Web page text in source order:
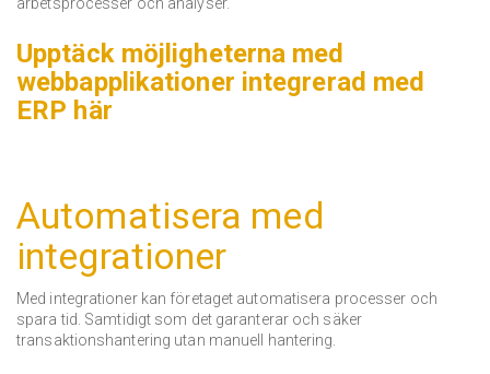
Upptäck möjligheterna med
webbapplikationer integrerad med
ERP här
Automatisera med
integrationer
Med integrationer kan företaget automatisera processer och
spara tid. Samtidigt som det garanterar och säker
transaktionshantering utan manuell hantering.